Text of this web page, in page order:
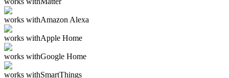
works withAmazon Alexa
works withApple Home
works withGoogle Home
works withSmartThings